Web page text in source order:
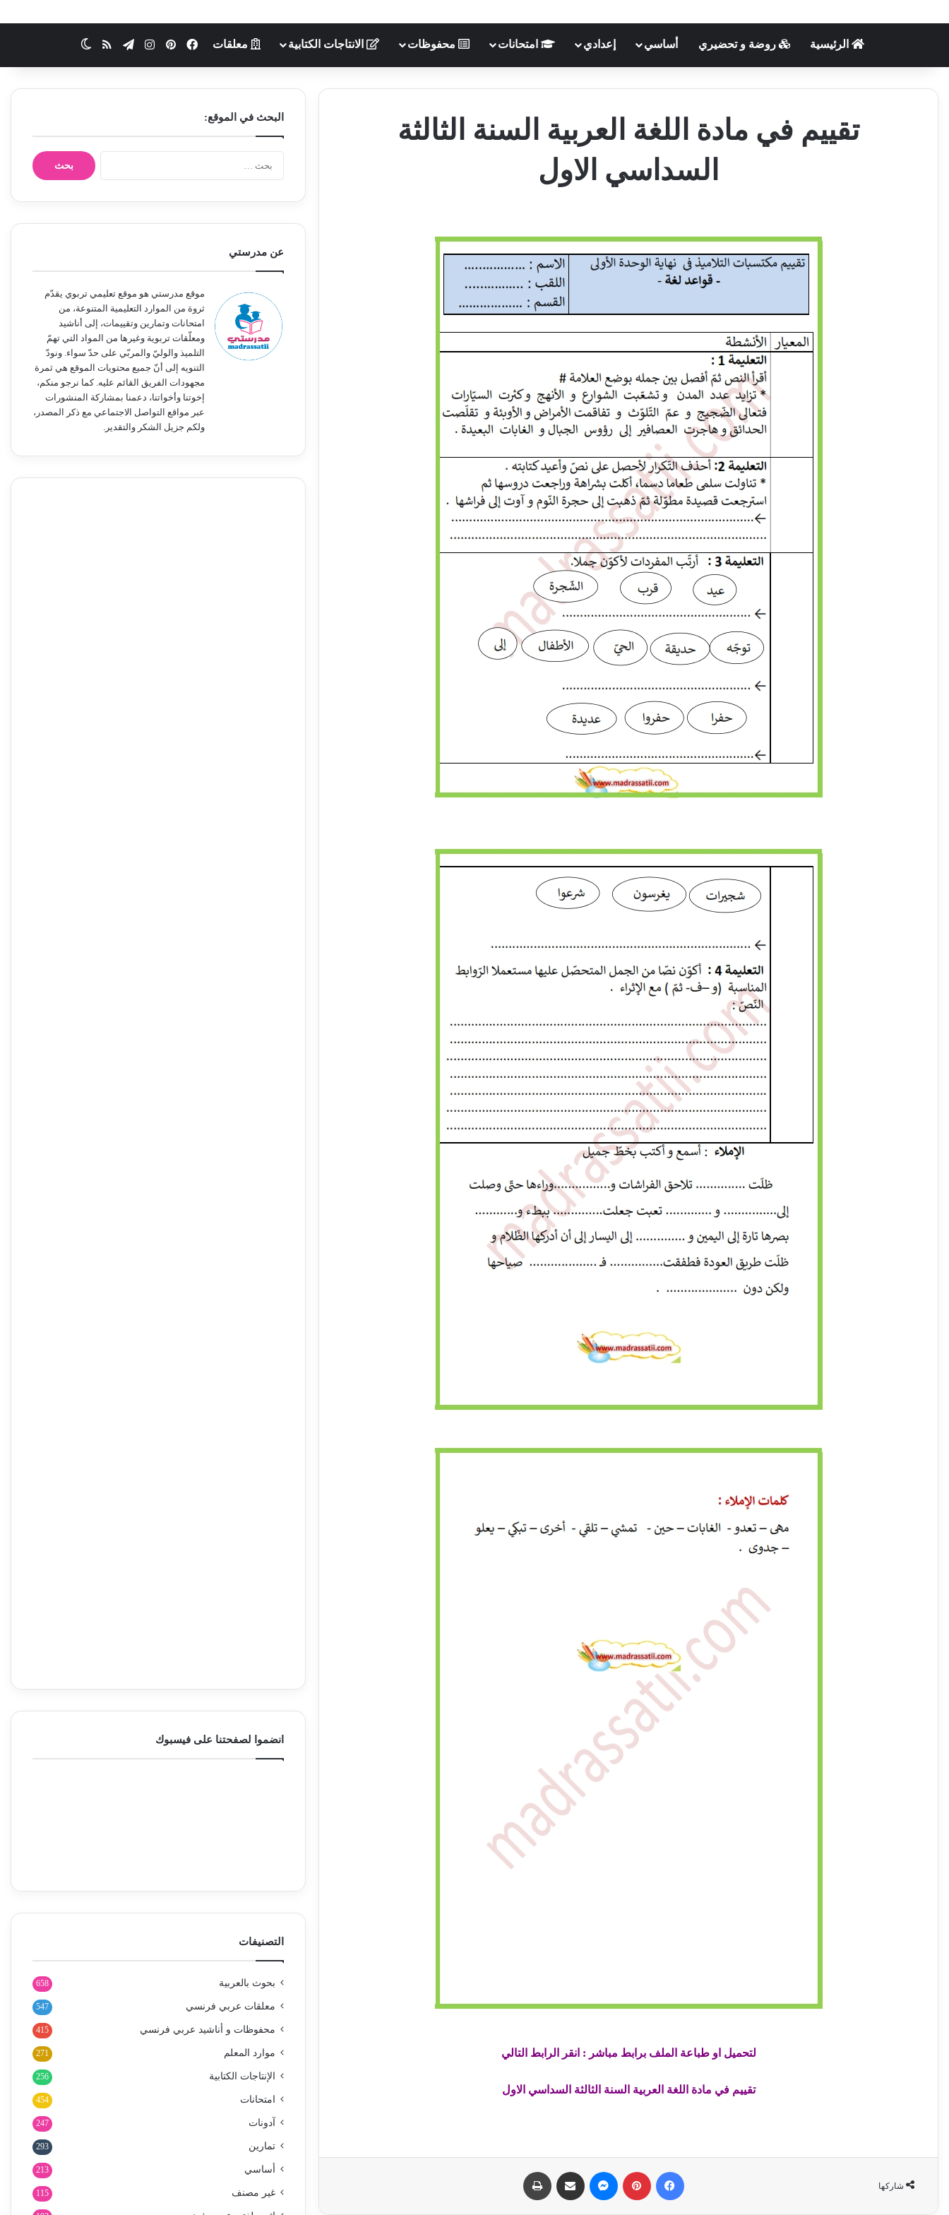
الرئيسية روضة و تحضيري أساسي إعدادي امتحانات محفوظات الانتاجات الكتابية معلقات فيسبوكبينتيريستانستقرامتيلقرامملخص الموقع RSS
تقييم في مادة اللغة العربية السنة الثالثة
السداسي الاول
لتحميل او طباعة الملف برابط مباشر : انقر الرابط التالي
تقييم في مادة اللغة العربية السنة الثالثة السداسي الاول
شاركها
البحث في الموقع:
ح
عن مدرستي
موقع مدرستي هو موقع تعليمي تربوي يقدّم
ثروة من الموارد التعليمية المتنوعة، من
امتحانات وتمارين وتقييمات، إلى أناشيد
ومعلّقات تربوية وغيرها من المواد التي تهمّ
التلميذ والوليّ والمربّي على حدّ سواء. ونودّ
التنويه إلى أنّ جميع محتويات الموقع هي ثمرة
مجهودات الفريق القائم عليه. كما نرجو منكم،
إخوتنا وأخواتنا، دعمنا بمشاركة المنشورات
عبر مواقع التواصل الاجتماعي مع ذكر المصدر،
ولكم جزيل الشكر والتقدير.
انضموا لصفحتنا على فيسبوك
التصنيفات
بحوث بالعربية 658
معلقات عربي فرنسي 547
محفوظات و أناشيد عربي فرنسي 415
موارد المعلم 271
الإنتاجات الكتابية 256
امتحانات 454
آدونات 247
تمارين 293
أساسي 213
غير مصنف 115